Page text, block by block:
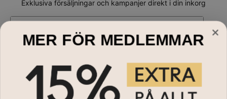
Exklusiva försäljningar och kampanjer direkt i din inkorg
Handla till
MER FÖR MEDLEMMAR